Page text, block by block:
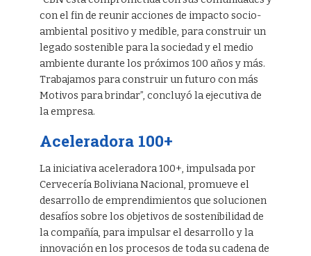
con el fin de reunir acciones de impacto socio-
ambiental positivo y medible, para construir un
legado sostenible para la sociedad y el medio
ambiente durante los próximos 100 años y más.
Trabajamos para construir un futuro con más
Motivos para brindar”, concluyó la ejecutiva de
la empresa.
Aceleradora 100+
La iniciativa aceleradora 100+, impulsada por
Cervecería Boliviana Nacional, promueve el
desarrollo de emprendimientos que solucionen
desafíos sobre los objetivos de sostenibilidad de
la compañía, para impulsar el desarrollo y la
innovación en los procesos de toda su cadena de